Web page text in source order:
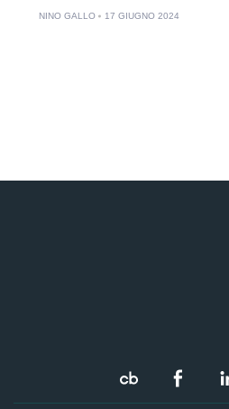
NINO GALLO 17 GIUGNO 2024